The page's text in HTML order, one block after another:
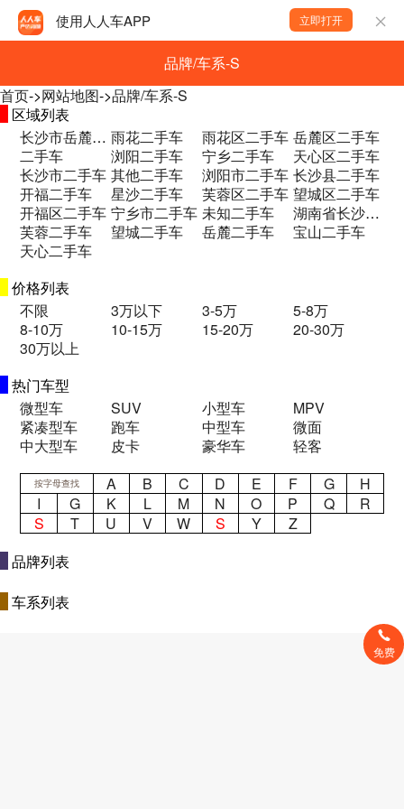
使用人人车APP 立即打开
品牌/车系-S
首页->网站地图->品牌/车系-S
区域列表
长沙市岳麓区和馨园二期B区二手车 雨花二手车 雨花区二手车 岳麓区二手车
二手车
浏阳二手车 宁乡二手车
天心区二手车
长沙市二手车 其他二手车 浏阳市二手车 长沙县二手车
开福二手车
星沙二手车 芙蓉区二手车 望城区二手车
开福区二手车 宁乡市二手车 未知二手车
湖南省长沙市望城区永通大道永通集团一楼 二手车
芙蓉二手车
望城二手车 岳麓二手车
宝山二手车
天心二手车
价格列表
不限
3万以下 3-5万
5-8万
8-10万
10-15万 15-20万
20-30万
30万以上
热门车型
微型车
SUV 小型车
MPV
紧凑型车
跑车 中型车
微面
中大型车
皮卡 豪华车 轻客
按字母查找 A B C D E F G
H
I
G K L M N O P Q
R
S
T U V W S Y
Z
品牌列表
车系列表
免费